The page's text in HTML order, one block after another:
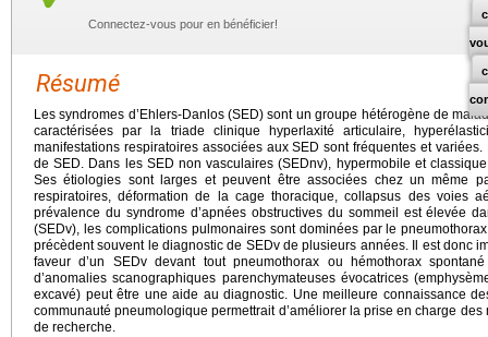
Connectez-vous pour en bénéficier!
Résumé
Les syndromes d’Ehlers-Danlos (SED) sont un groupe hétérogène de
caractérisées par la triade clinique hyperlaxité articulaire,
manifestations respiratoires associées aux SED sont fréquentes et
de SED. Dans les SED non vasculaires (SEDnv), hypermobile et
Ses étiologies sont larges et peuvent être associées chez un même
respiratoires, déformation de la cage thoracique, collapsus des voies
prévalence du syndrome d’apnées obstructives du sommeil est élevée
(SEDv), les complications pulmonaires sont dominées par le
précèdent souvent le diagnostic de SEDv de plusieurs années. Il est donc
faveur d’un SEDv devant tout pneumothorax ou hémothorax
d’anomalies scanographiques parenchymateuses évocatrices
excavé) peut être une aide au diagnostic. Une meilleure connaissance
communauté pneumologique permettrait d’améliorer la prise en charge
de recherche.